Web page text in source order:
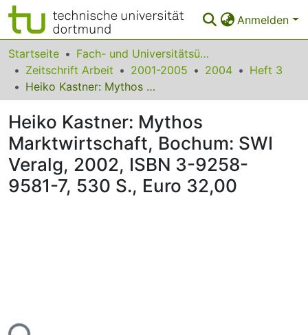
Anmelden
Bereiche & Sammlungen
Das gesamte Repositorium
FAQ
Leitlinien
Zurück zur Startseite
Startseite
Fach- und Universitätsübergreifendes
Zeitschrift Arbeit
2001-2005 2004
Heft 3
Heiko Kastner: Mythos Marktwirtschaft, Bochum: SWI Veralg, 2002, ISBN 3-9258-9581-7, 530 S., Euro 32,00
Heiko Kastner: Mythos
Marktwirtschaft, Bochum: SWI
Veralg, 2002, ISBN 3-9258-
9581-7, 530 S., Euro 32,00